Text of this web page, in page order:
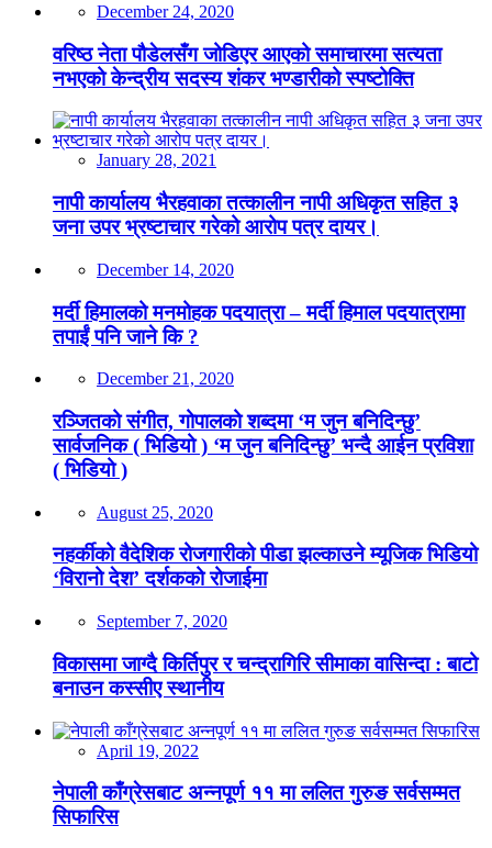
December 24, 2020
वरिष्ठ नेता पौडेलसँग जोडिएर आएको समाचारमा सत्यता
नभएको केन्द्रीय सदस्य शंकर भण्डारीको स्पष्टोक्ति
January 28, 2021
नापी कार्यालय भैरहवाका तत्कालीन नापी अधिकृत सहित ३
जना उपर भ्रष्टाचार गरेको आरोप पत्र दायर।
December 14, 2020
मर्दी हिमालको मनमोहक पदयात्रा – मर्दी हिमाल पदयात्रामा
तपाईं पनि जाने कि ?
December 21, 2020
रञ्जितको संगीत, गोपालको शब्दमा ‘म जुन बनिदिन्छु’
सार्वजनिक ( भिडियो ) ‘म जुन बनिदिन्छु’ भन्दै आईन प्रविशा
( भिडियो )
August 25, 2020
नहर्कीको वैदेशिक रोजगारीको पीडा झल्काउने म्यूजिक भिडियो
‘विरानो देश’ दर्शकको रोजाईमा
September 7, 2020
विकासमा जाग्दै किर्तिपुर र चन्द्रागिरि सीमाका वासिन्दा : बाटो
बनाउन कस्सीए स्थानीय
April 19, 2022
नेपाली काँग्रेसबाट अन्नपूर्ण ११ मा ललित गुरुङ सर्वसम्मत
सिफारिस